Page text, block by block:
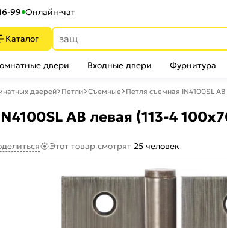
99 Онлайн-чат
Каталог
двери Входные двери Фурнитура
дверей Петли Съемные Петля съемная IN4100SL
AB левая (113-4
Этот товар смотрят 25 человек